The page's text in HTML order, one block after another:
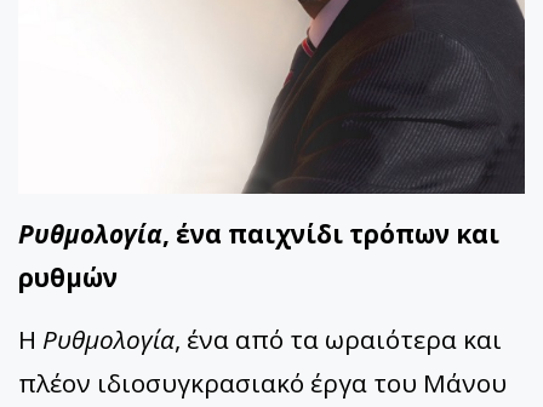
Ρυθμολογία, ένα παιχνίδι τρόπων και
ρυθμών
Η Ρυθμολογία, ένα από τα ωραιότερα και
πλέον ιδιοσυγκρασιακό έργα του Μάνου